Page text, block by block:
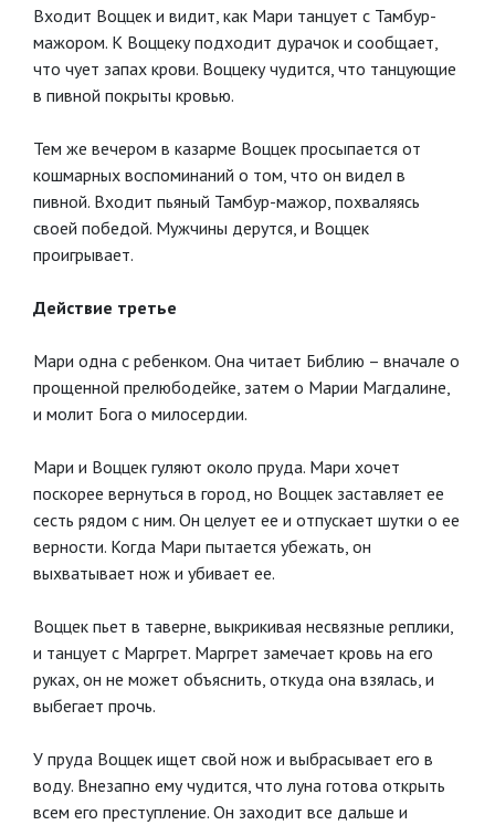
Входит Воццек и видит, как Мари танцует с Тамбур-
мажором. К Воццеку подходит дурачок и сообщает,
что чует запах крови. Воццеку чудится, что танцующие
в пивной покрыты кровью.
Тем же вечером в казарме Воццек просыпается от
кошмарных воспоминаний о том, что он видел в
пивной. Входит пьяный Тамбур-мажор, похваляясь
своей победой. Мужчины дерутся, и Воццек
проигрывает.
Действие третье
Мари одна с ребенком. Она читает Библию – вначале о
прощенной прелюбодейке, затем о Марии Магдалине,
и молит Бога о милосердии.
Мари и Воццек гуляют около пруда. Мари хочет
поскорее вернуться в город, но Воццек заставляет ее
сесть рядом с ним. Он целует ее и отпускает шутки о ее
верности. Когда Мари пытается убежать, он
выхватывает нож и убивает ее.
Воццек пьет в таверне, выкрикивая несвязные реплики,
и танцует с Маргрет. Маргрет замечает кровь на его
руках, он не может объяснить, откуда она взялась, и
выбегает прочь.
У пруда Воццек ищет свой нож и выбрасывает его в
воду. Внезапно ему чудится, что луна готова открыть
всем его преступление. Он заходит все дальше и